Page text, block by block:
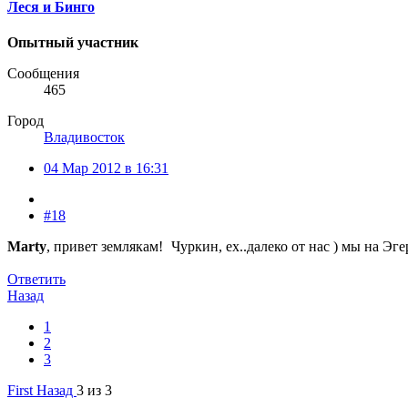
Леся и Бинго
Опытный участник
Сообщения
465
Город
Владивосток
04 Мар 2012 в 16:31
#18
Marty, привет землякам! Чуркин, ех..далеко от нас ) мы на
Ответить
Назад
1
2
3
First Назад 3 из 3